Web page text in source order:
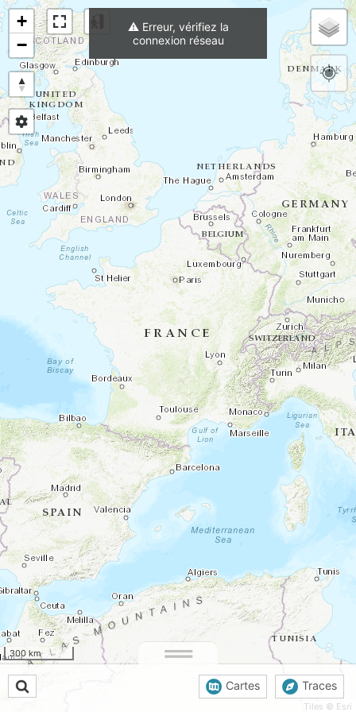
+
−
300 km
Traces
Cartes
Tiles © Esri
Altitude Géoide m ⟳
Charger trace active au démarrage
⚠️ Erreur, vérifiez la
connexion réseau